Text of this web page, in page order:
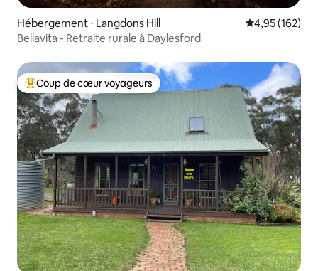
Hébergement ⋅ Langdons Hill Évaluation
4,95 (162)
Bellavita - Retraite rurale à Daylesford
Coups de cœur voyageurs les plus appréciés
Coup de cœur voyageurs